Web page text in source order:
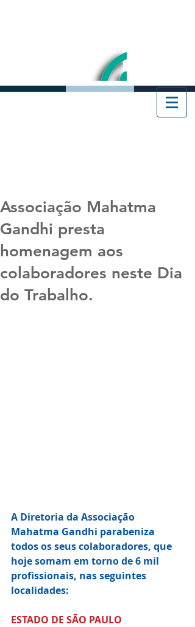
Associação Mahatma
Gandhi presta
homenagem aos
colaboradores neste Dia
do Trabalho.
A Diretoria da Associação
Mahatma Gandhi parabeniza
todos os seus colaboradores, que
hoje somam em torno de 6 mil
profissionais, nas seguintes
localidades:
ESTADO DE SÃO PAULO